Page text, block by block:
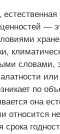
—
словами,
по
она
относится
срока